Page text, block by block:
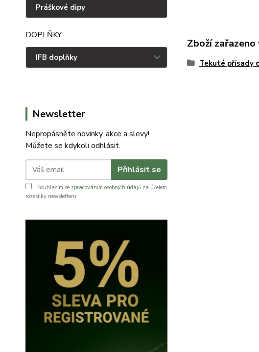
Práškové dipy
DOPLŇKY
IFB doplňky
Newsletter
Nepropásněte novinky, akce a slevy!
Můžete se kdykoli odhlásit.
Přihlásit se
Souhlasím se zpracováním osobních údajů za účelem
rozesílky newsletteru.
Zboží
Tekuté přísady